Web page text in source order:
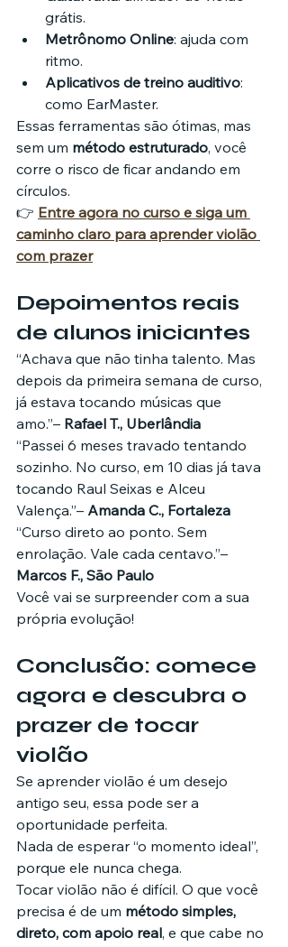
grátis.
Metrônomo Online: ajuda com
ritmo.
Aplicativos de treino auditivo:
como EarMaster.
Essas ferramentas são ótimas, mas
sem um método estruturado, você
corre o risco de ficar andando em
círculos.
👉 Entre agora no curso e siga um
caminho claro para aprender violão
com prazer
Depoimentos reais
de alunos iniciantes
“Achava que não tinha talento. Mas
depois da primeira semana de curso,
já estava tocando músicas que
amo.”– Rafael T., Uberlândia
“Passei 6 meses travado tentando
sozinho. No curso, em 10 dias já tava
tocando Raul Seixas e Alceu
Valença.”– Amanda C., Fortaleza
“Curso direto ao ponto. Sem
enrolação. Vale cada centavo.”–
Marcos F., São Paulo
Você vai se surpreender com a sua
própria evolução!
Conclusão: comece
agora e descubra o
prazer de tocar
violão
Se aprender violão é um desejo
antigo seu, essa pode ser a
oportunidade perfeita.
Nada de esperar “o momento ideal”,
porque ele nunca chega.
Tocar violão não é difícil. O que você
precisa é de um método simples,
direto, com apoio real, e que cabe no